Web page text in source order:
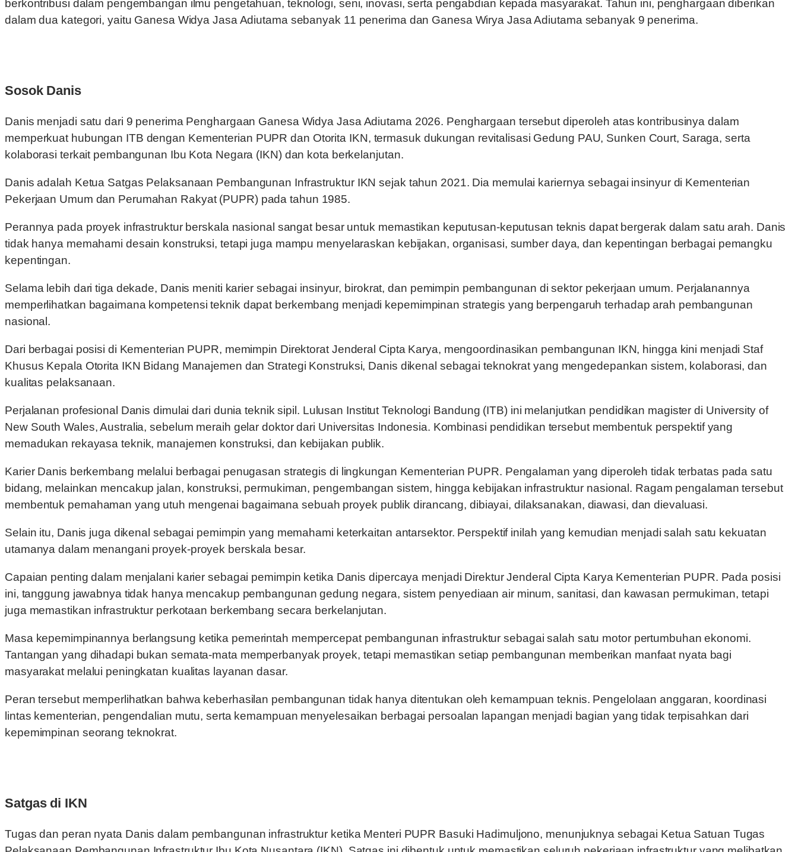
berkontribusi dalam pengembangan ilmu pengetahuan, teknologi, seni, inovasi, serta pengabdian kepada masyarakat. Tahun ini, penghargaan diberikan
dalam dua kategori, yaitu Ganesa Widya Jasa Adiutama sebanyak 11 penerima dan Ganesa Wirya Jasa Adiutama sebanyak 9 penerima.
Sosok Danis
Danis menjadi satu dari 9 penerima Penghargaan Ganesa Widya Jasa Adiutama 2026. Penghargaan tersebut diperoleh atas kontribusinya dalam
memperkuat hubungan ITB dengan Kementerian PUPR dan Otorita IKN, termasuk dukungan revitalisasi Gedung PAU, Sunken Court, Saraga, serta
kolaborasi terkait pembangunan Ibu Kota Negara (IKN) dan kota berkelanjutan.
Danis adalah Ketua Satgas Pelaksanaan Pembangunan Infrastruktur IKN sejak tahun 2021. Dia memulai kariernya sebagai insinyur di Kementerian
Pekerjaan Umum dan Perumahan Rakyat (PUPR) pada tahun 1985.
Perannya pada proyek infrastruktur berskala nasional sangat besar untuk memastikan keputusan-keputusan teknis dapat bergerak dalam satu arah. Danis
tidak hanya memahami desain konstruksi, tetapi juga mampu menyelaraskan kebijakan, organisasi, sumber daya, dan kepentingan berbagai pemangku
kepentingan.
Selama lebih dari tiga dekade, Danis meniti karier sebagai insinyur, birokrat, dan pemimpin pembangunan di sektor pekerjaan umum. Perjalanannya
memperlihatkan bagaimana kompetensi teknik dapat berkembang menjadi kepemimpinan strategis yang berpengaruh terhadap arah pembangunan
nasional.
Dari berbagai posisi di Kementerian PUPR, memimpin Direktorat Jenderal Cipta Karya, mengoordinasikan pembangunan IKN, hingga kini menjadi Staf
Khusus Kepala Otorita IKN Bidang Manajemen dan Strategi Konstruksi, Danis dikenal sebagai teknokrat yang mengedepankan sistem, kolaborasi, dan
kualitas pelaksanaan.
Perjalanan profesional Danis dimulai dari dunia teknik sipil. Lulusan Institut Teknologi Bandung (ITB) ini melanjutkan pendidikan magister di University of
New South Wales, Australia, sebelum meraih gelar doktor dari Universitas Indonesia. Kombinasi pendidikan tersebut membentuk perspektif yang
memadukan rekayasa teknik, manajemen konstruksi, dan kebijakan publik.
Karier Danis berkembang melalui berbagai penugasan strategis di lingkungan Kementerian PUPR. Pengalaman yang diperoleh tidak terbatas pada satu
bidang, melainkan mencakup jalan, konstruksi, permukiman, pengembangan sistem, hingga kebijakan infrastruktur nasional. Ragam pengalaman tersebut
membentuk pemahaman yang utuh mengenai bagaimana sebuah proyek publik dirancang, dibiayai, dilaksanakan, diawasi, dan dievaluasi.
Selain itu, Danis juga dikenal sebagai pemimpin yang memahami keterkaitan antarsektor. Perspektif inilah yang kemudian menjadi salah satu kekuatan
utamanya dalam menangani proyek-proyek berskala besar.
Capaian penting dalam menjalani karier sebagai pemimpin ketika Danis dipercaya menjadi Direktur Jenderal Cipta Karya Kementerian PUPR. Pada posisi
ini, tanggung jawabnya tidak hanya mencakup pembangunan gedung negara, sistem penyediaan air minum, sanitasi, dan kawasan permukiman, tetapi
juga memastikan infrastruktur perkotaan berkembang secara berkelanjutan.
Masa kepemimpinannya berlangsung ketika pemerintah mempercepat pembangunan infrastruktur sebagai salah satu motor pertumbuhan ekonomi.
Tantangan yang dihadapi bukan semata-mata memperbanyak proyek, tetapi memastikan setiap pembangunan memberikan manfaat nyata bagi
masyarakat melalui peningkatan kualitas layanan dasar.
Peran tersebut memperlihatkan bahwa keberhasilan pembangunan tidak hanya ditentukan oleh kemampuan teknis. Pengelolaan anggaran, koordinasi
lintas kementerian, pengendalian mutu, serta kemampuan menyelesaikan berbagai persoalan lapangan menjadi bagian yang tidak terpisahkan dari
kepemimpinan seorang teknokrat.
Satgas di IKN
Tugas dan peran nyata Danis dalam pembangunan infrastruktur ketika Menteri PUPR Basuki Hadimuljono, menunjuknya sebagai Ketua Satuan Tugas